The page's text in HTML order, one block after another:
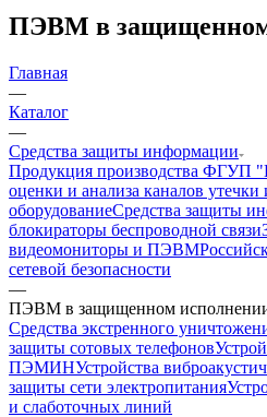
ПЭВМ в защищенном
Главная
—
Каталог
—
Средства защиты информации
Продукция производства
оценки и анализа каналов
оборудованиеСредства защиты
блокираторы беспроводной связи
видеомониторы и ПЭВМ
сетевой безопасности
—
ПЭВМ в защищенном
Средства экстренного
защиты сотовых телефонов
ПЭМИНУстройства
защиты сети электропитания
и слаботочных линий